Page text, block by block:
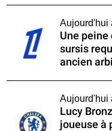
Aujourd'hui
Une peine
sursis
ancien
Aujourd'hui
Lucy
joueuse à